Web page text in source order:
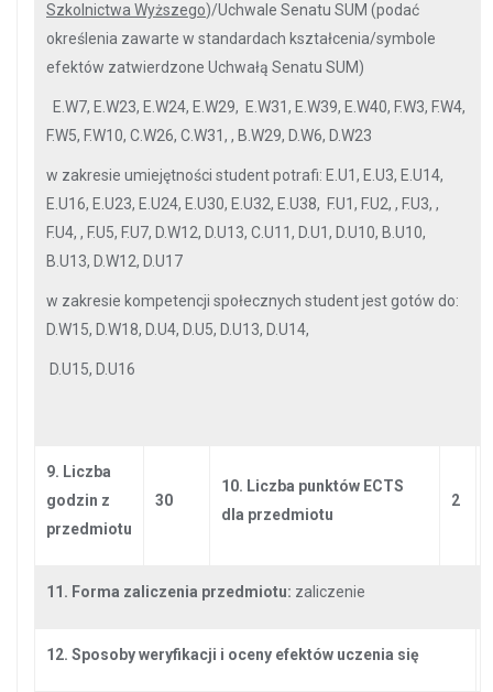
Szkolnictwa Wyższego)/Uchwale Senatu SUM (podać
określenia zawarte w standardach kształcenia/symbole
efektów zatwierdzone Uchwałą Senatu SUM)
E.W7, E.W23, E.W24, E.W29, E.W31, E.W39, E.W40, F.W3, F.W4,
F.W5, F.W10, C.W26, C.W31, , B.W29, D.W6, D.W23
w zakresie umiejętności student potrafi: E.U1, E.U3, E.U14,
E.U16, E.U23, E.U24, E.U30, E.U32, E.U38, F.U1, F.U2, , F.U3, ,
F.U4, , F.U5, F.U7, D.W12, D.U13, C.U11, D.U1, D.U10, B.U10,
B.U13, D.W12, D.U17
w zakresie kompetencji społecznych student jest gotów do:
D.W15, D.W18, D.U4, D.U5, D.U13, D.U14,
D.U15, D.U16
9. Liczba
godzin z
przedmiotu
30
10. Liczba punktów ECTS
dla przedmiotu
2
11. Forma zaliczenia przedmiotu: zaliczenie
12. Sposoby weryfikacji i oceny efektów uczenia się